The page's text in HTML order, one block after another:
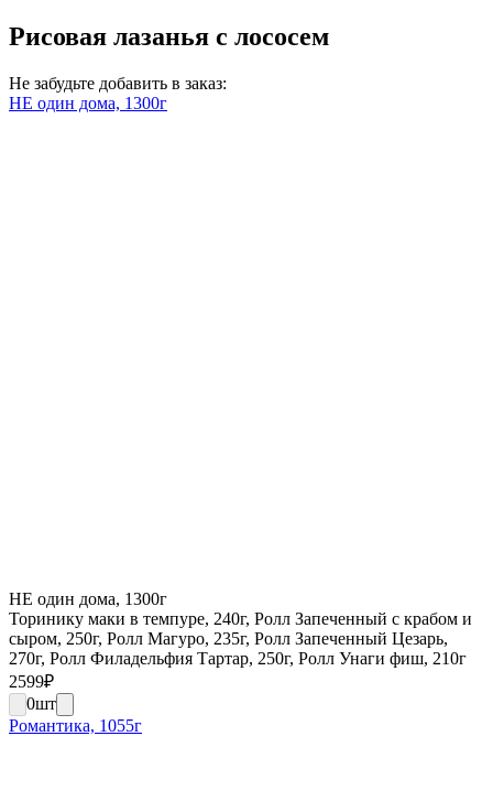
Рисовая лазанья с лососем
Не забудьте добавить в заказ:
НЕ один дома, 1300г
НЕ один дома, 1300г
Торинику маки в темпуре, 240г, Ролл Запеченный с крабом и
сыром, 250г, Ролл Магуро, 235г, Ролл Запеченный Цезарь,
270г, Ролл Филадельфия Тартар, 250г, Ролл Унаги фиш, 210г
2599₽
0шт
Романтика, 1055г